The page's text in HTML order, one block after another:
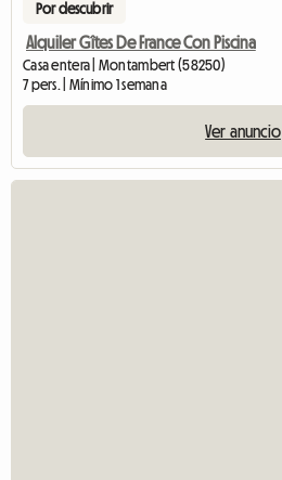
Por descubrir
Alquiler Gîtes De France Con Piscina
Casa entera | Montambert (58250)
7 pers. | Mínimo 1 semana
Ver anuncio